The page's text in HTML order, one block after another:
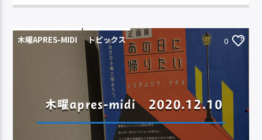
木曜APRES-MIDI トピックス 0
木曜apres-midi 2020.12.10